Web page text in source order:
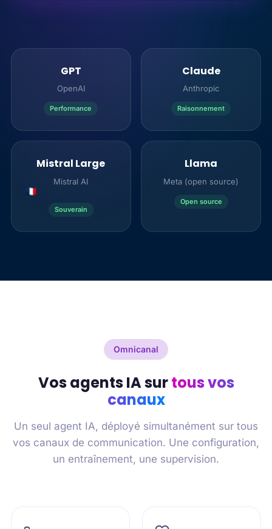
GPT
OpenAI
Performance
Claude
Anthropic
Raisonnement
Mistral Large
Mistral AI
Souverain
Llama
Meta (open source)
Open source
Omnicanal
Vos agents IA surtous vos
canaux
Un seul agent IA, déployé simultanément sur tous
vos canaux de communication. Une configuration,
un entraînement, une supervision.